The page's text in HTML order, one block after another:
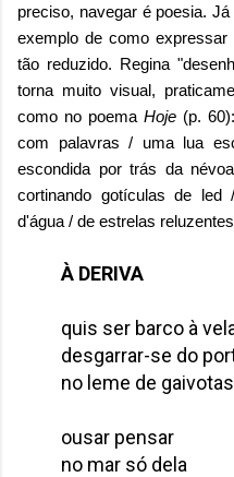
preciso, navegar é poesia. Já
exemplo de como
tão reduzido. Regina
torna muito visual,
como no poema Hoje(p. 60):
com palavras / uma lua
escondida por trás da
cortinando gotículas de led
d'água / de estrelas
À DERIVA
quis ser barco à
desgarrar-se do
no leme de gaivotas
ousar pensar
no mar só dela